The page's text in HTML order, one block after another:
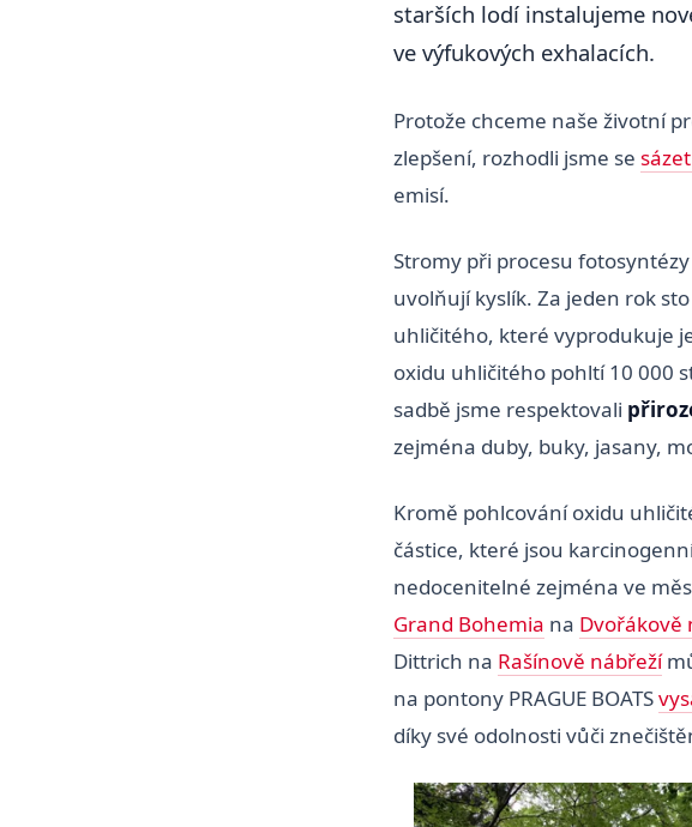
starších lodí instalujeme
ve výfukových exhalacích.
Protože chceme naše životní
zlepšení, rozhodli jsme se
emisí.
Stromy při procesu
uvolňují kyslík. Za jeden rok
uhličitého, které vyprodukuje
oxidu uhličitého pohltí 10 000
sadbě jsme respektovali
zejména duby, buky, jasany,
Kromě pohlcování oxidu
částice, které jsou
nedocenitelné zejména ve
Grand Bohemia na Dvořákově
Dittrich na Rašínově nábřeží
na pontony PRAGUE BOATS
díky své odolnosti vůči